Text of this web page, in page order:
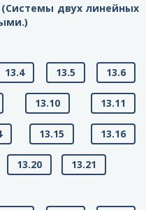
(Системы двух линейных
13.4 13.5 13.6
13.10 13.11
13.15 13.16
13.20
13.21